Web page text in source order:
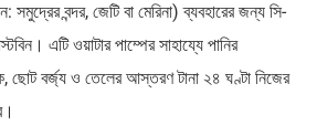
সমুদ্রের বন্দর, জেটি বা মেরিনা) ব্যবহারের জন্য সি-
এটি ওয়াটার পাম্পের সাহায্যে পানির
ছোট বর্জ্য ও তেলের আস্তরণ টানা ২৪ ঘণ্টা নিজের